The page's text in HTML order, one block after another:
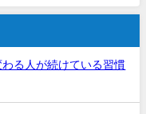
る人が続けている習慣